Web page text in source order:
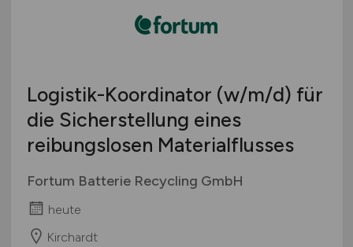
Logistik-Koordinator (w/m/d) für
die Sicherstellung eines
reibungslosen Materialflusses
Fortum Batterie Recycling GmbH
heute
Kirchardt